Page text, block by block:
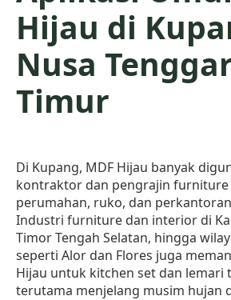
Hijau di
Nusa
Timur
Di Kupang, MDF Hijau banyak
kontraktor dan pengrajin
perumahan, ruko, dan
Industri furniture dan interior di
Timor Tengah Selatan, hingga
seperti Alor dan Flores juga
Hijau untuk kitchen set dan lemari
terutama menjelang musim hujan